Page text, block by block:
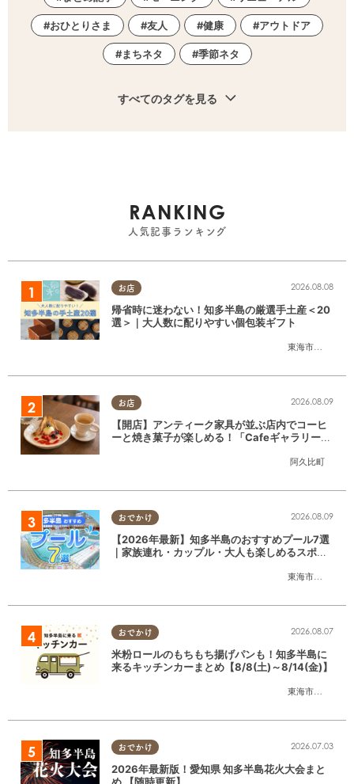
おひとりさま 友人 健康 アウトドア
まちネタ 季節ネタ
すべてのタグを見る
RANKING
人気記事ランキング
お店
東海市大府市
2026.08.08
帰省時に迷わない！知多半島の厳選手土産＜20
選＞｜大人数に配りやすい個包装ギフト
お店
阿久比町
2026.08.09
【開店】アンティーク家具が並ぶ店内でコーヒ
ーと焼き菓子が楽しめる！「CafeギャラリーA
おでかけ
東海市大府市
2026.08.09
【2026年最新】知多半島のおすすめプール7選
｜家族連れ・カップル・大人も楽しめるスポッ
おでかけ
東海市大府市
2026.08.07
米粉ロールのもちもち揚げパンも！知多半島に
来るキッチンカーまとめ【8/8(土)～8/14(金)】
おでかけ 2026.07.03
2026年最新版！愛知県 知多半島花火大会まと
め 【随時更新】